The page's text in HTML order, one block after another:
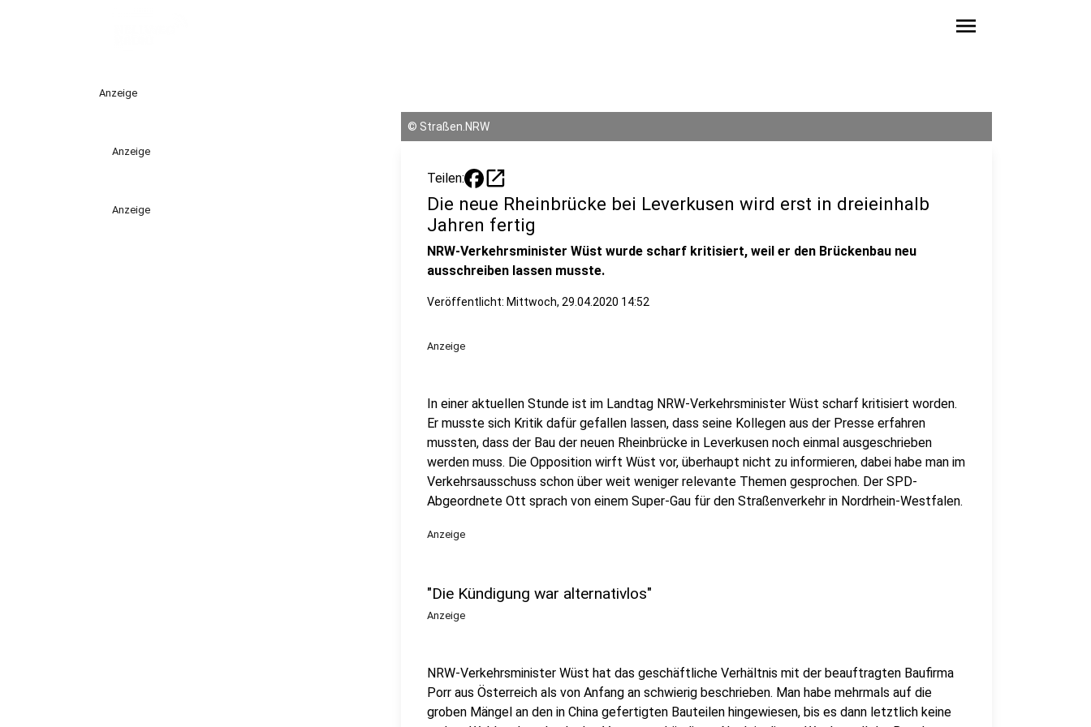
menu
Anzeige
Anzeige
Anzeige
© Straßen.NRW
Teilen: open_in_new
Die neue Rheinbrücke bei Leverkusen wird erst in dreieinhalb
Jahren fertig
NRW-Verkehrsminister Wüst wurde scharf kritisiert, weil er den Brückenbau neu
ausschreiben lassen musste.
Veröffentlicht: Mittwoch, 29.04.2020 14:52
Anzeige
In einer aktuellen Stunde ist im Landtag NRW-Verkehrsminister Wüst scharf kritisiert worden.
Er musste sich Kritik dafür gefallen lassen, dass seine Kollegen aus der Presse erfahren
mussten, dass der Bau der neuen Rheinbrücke in Leverkusen noch einmal ausgeschrieben
werden muss. Die Opposition wirft Wüst vor, überhaupt nicht zu informieren, dabei habe man im
Verkehrsausschuss schon über weit weniger relevante Themen gesprochen. Der SPD-
Abgeordnete Ott sprach von einem Super-Gau für den Straßenverkehr in Nordrhein-Westfalen.
Anzeige
"Die Kündigung war alternativlos"
Anzeige
NRW-Verkehrsminister Wüst hat das geschäftliche Verhältnis mit der beauftragten Baufirma
Porr aus Österreich als von Anfang an schwierig beschrieben. Man habe mehrmals auf die
groben Mängel an den in China gefertigten Bauteilen hingewiesen, bis es dann letztlich keine